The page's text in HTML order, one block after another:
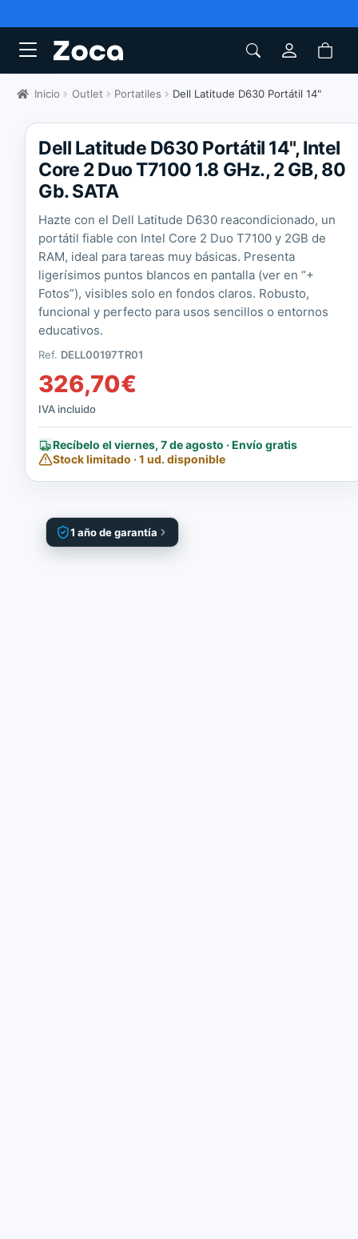
Inicio Outlet Portatiles Dell Latitude D630 Portátil 14"
1 año de garantía
Dell Latitude D630 Portátil 14", Intel
Core 2 Duo T7100 1.8 GHz., 2 GB, 80
Gb. SATA
Hazte con el Dell Latitude D630 reacondicionado, un
portátil fiable con Intel Core 2 Duo T7100 y 2GB de
RAM, ideal para tareas muy básicas. Presenta
ligerísimos puntos blancos en pantalla (ver en “+
Fotos”), visibles solo en fondos claros. Robusto,
funcional y perfecto para usos sencillos o entornos
educativos.
Ref. DELL00197TR01
326,70€
IVA incluido
Recíbelo el viernes, 7 de agosto · Envío gratis
Stock limitado · 1 ud. disponible